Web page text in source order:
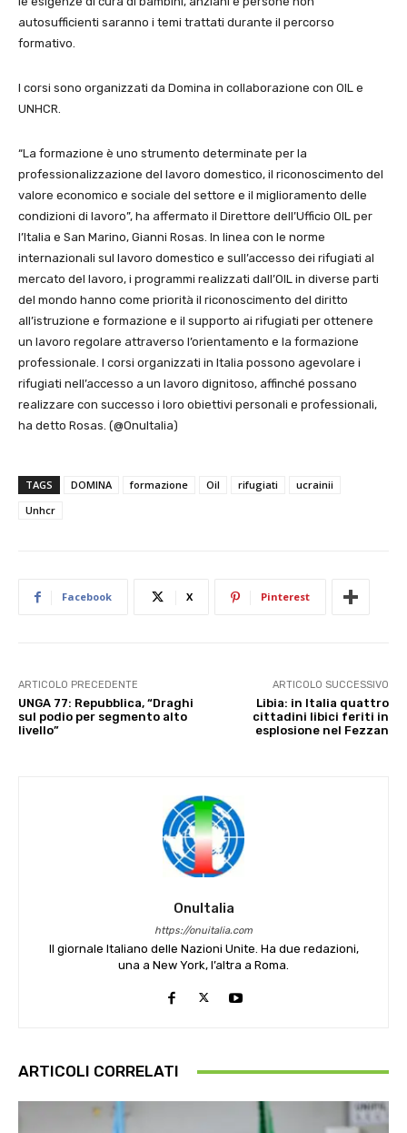
autosufficienti saranno i temi trattati durante il percorso
formativo.
I corsi sono organizzati da Domina in collaborazione con OIL e
UNHCR.
“La formazione è uno strumento determinate per la
professionalizzazione del lavoro domestico, il riconoscimento del
valore economico e sociale del settore e il miglioramento delle
condizioni di lavoro”, ha affermato il Direttore dell’Ufficio OIL per
l’Italia e San Marino, Gianni Rosas. In linea con le norme
internazionali sul lavoro domestico e sull’accesso dei rifugiati al
mercato del lavoro, i programmi realizzati dall’OIL in diverse parti
del mondo hanno come priorità il riconoscimento del diritto
all’istruzione e formazione e il supporto ai rifugiati per ottenere
un lavoro regolare attraverso l’orientamento e la formazione
professionale. I corsi organizzati in Italia possono agevolare i
rifugiati nell’accesso a un lavoro dignitoso, affinché possano
realizzare con successo i loro obiettivi personali e professionali,
ha detto Rosas. (@OnuItalia)
TAGS DOMINA formazione Oil rifugiati
ucrainii
Unhcr
Facebook X Pinterest
ARTICOLO PRECEDENTE
UNGA 77: Repubblica, “Draghi
sul podio per segmento alto
livello”
ARTICOLO SUCCESSIVO
Libia: in Italia quattro
cittadini libici feriti in
esplosione nel Fezzan
OnuItalia
https://onuitalia.com
Il giornale Italiano delle Nazioni Unite. Ha due redazioni,
una a New York, l’altra a Roma.
ARTICOLI CORRELATI